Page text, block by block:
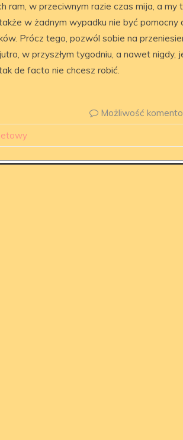
ram, w przeciwnym razie czas mija, a my
w żadnym wypadku nie być pomocny
Prócz tego, pozwól sobie na
w przyszłym tygodniu, a nawet nigdy,
de facto nie chcesz robić.
Możliwość